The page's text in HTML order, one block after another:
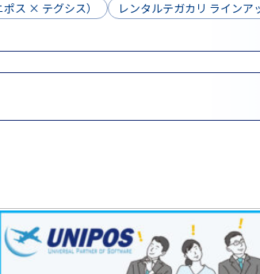
ス × テグシス） レンタルテガカリ ラインア